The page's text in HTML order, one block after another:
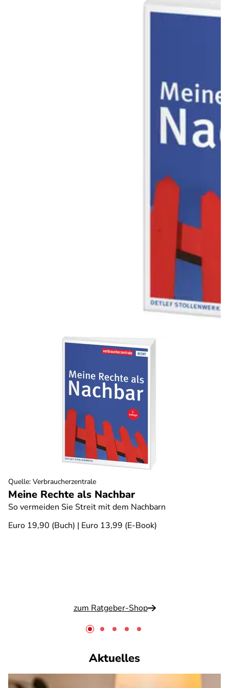
Meine Rechte als Nachbar
So vermeiden Sie Streit mit dem Nachbarn
Euro 19,90 (Buch) | Euro 13,99 (E-Book)
zum Ratgeber-Shop
Quelle: Verbraucherzentrale
Aktuelles